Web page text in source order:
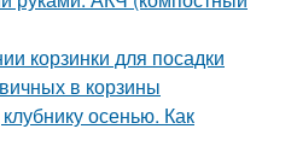
корзинки для посадки
в корзины
осенью. Как